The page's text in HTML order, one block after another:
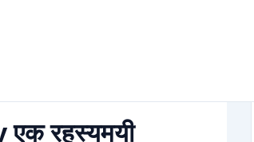
रहस्यमयी